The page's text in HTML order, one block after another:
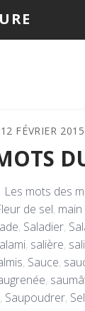
12 FÉVRIER 2015
Les mots des
de sel,
, Saladier,
, salière,
, Sauce,
,
, Saupoudrer, Sel